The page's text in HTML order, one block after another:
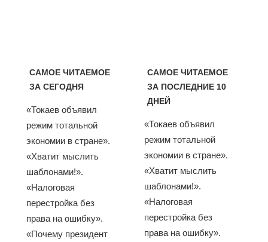
САМОЕ ЧИТАЕМОЕ
ЗА СЕГОДНЯ
«Токаев объявил
режим тотальной
экономии в стране».
«Хватит мыслить
шаблонами!».
«Налоговая
перестройка без
права на ошибку».
«Почему президент
САМОЕ ЧИТАЕМОЕ
ЗА ПОСЛЕДНИЕ 10
ДНЕЙ
«Токаев объявил
режим тотальной
экономии в стране».
«Хватит мыслить
шаблонами!».
«Налоговая
перестройка без
права на ошибку».